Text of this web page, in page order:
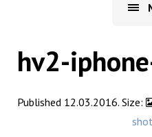
hv2-
Published 12.03.2016. Size: